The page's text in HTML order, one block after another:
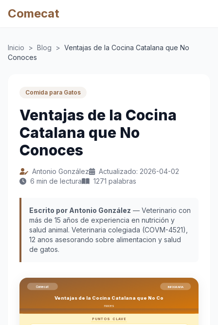
Comecat
Inicio > Blog > Ventajas de la Cocina Catalana que No
Conoces
Comida para Gatos
Ventajas de la Cocina
Catalana que No
Conoces
Antonio González
Actualizado: 2026-04-02
6 min de lectura
1271 palabras
Escrito por Antonio González — Veterinario con
más de 15 años de experiencia en nutrición y
salud animal. Veterinaria colegiada (COVM-4521),
12 anos asesorando sobre alimentacion y salud
de gatos.
Comecat INFOGRAFIA
Ventajas de la Cocina Catalana que No Co
noces
PUNTOS CLAVE